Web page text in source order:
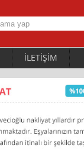
İLETİŞİM